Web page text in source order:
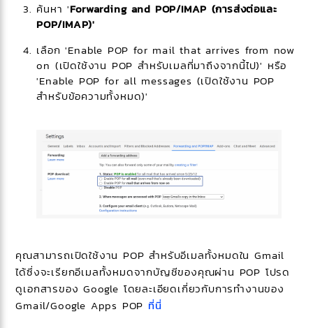
ค้นหา 'Forwarding and POP/IMAP (การส่งต่อและ
POP/IMAP)'
เลือก 'Enable POP for mail that arrives from now
on (เปิดใช้งาน POP สำหรับเมลที่มาถึงจากนี้ไป)' หรือ
'Enable POP for all messages (เปิดใช้งาน POP
สำหรับข้อความทั้งหมด)'
คุณสามารถเปิดใช้งาน POP สำหรับอีเมลทั้งหมดใน Gmail
ได้ซึ่งจะเรียกอีเมลทั้งหมดจากบัญชีของคุณผ่าน POP โปรด
ดูเอกสารของ Google โดยละเอียดเกี่ยวกับการทำงานของ
Gmail/Google Apps POP ที่นี่